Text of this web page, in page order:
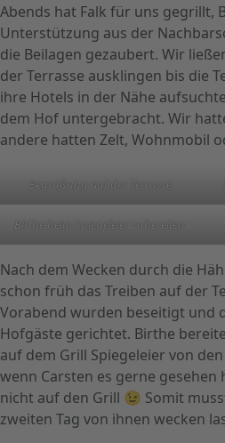
Abends hat Falk für uns gegrillt,
Unterstützung aus der
die Beilagen gezaubert. Wir
der Terrasse ausklingen bis die
ihre Hotels in der Nähe
dem Hof untergebracht. Wir
andere hatten Zelt, Wohnmobil
Begrüßung auf der Terrasse
Birthe beim Spiegeleier zubereiten
Nach dem Wecken durch die
schon früh das Treiben auf der
Vorabend wurden beseitigt und
Hofgäste gerichtet. Birthe
auf dem Grill Spiegeleier von
wenn Carsten es gerne gesehen
nicht auf den Grill 😉 Somit
zweiten Tag von ihnen wecken